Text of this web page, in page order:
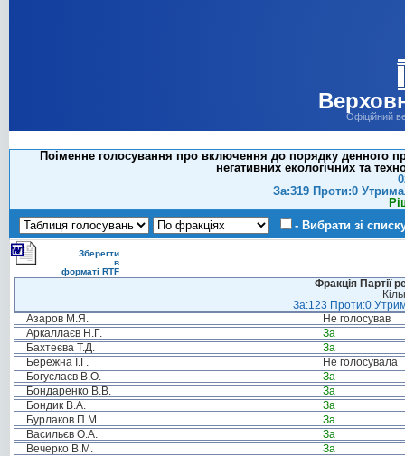
Офіційний
Поіменне голосування про включення до порядку денного
негативних екологічних та
За:319 Проти:0
- Вибрати зі
Зберегти
в
форматі RTF
Фракція Партії
За:123 Проти:0
Азаров М.Я.
Не голосував
Аркаллаєв Н.Г.
За
Бахтеєва Т.Д.
За
Бережна І.Г.
Не голосувала
Богуслаєв В.О.
За
Бондаренко В.В.
За
Бондик В.А.
За
Бурлаков П.М.
За
Васильєв О.А.
За
Вечерко В.М.
За